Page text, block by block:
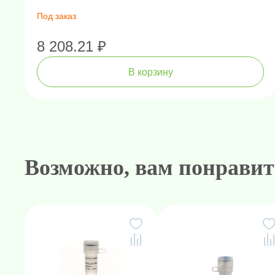
Под заказ
8 208.21 ₽
В корзину
Возможно, вам